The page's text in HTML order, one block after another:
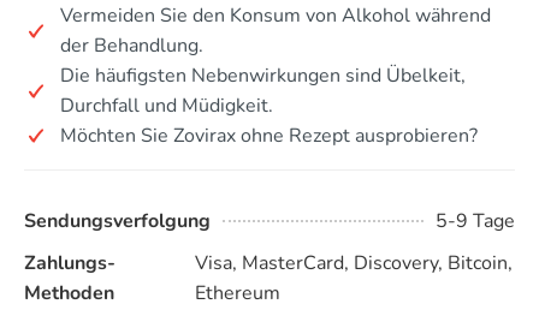
Vermeiden Sie den Konsum von Alkohol während
der Behandlung.
Die häufigsten Nebenwirkungen sind Übelkeit,
Durchfall und Müdigkeit.
Möchten Sie Zovirax ohne Rezept ausprobieren?
Sendungsverfolgung
5-9 Tage
Zahlungs-
Methoden
Visa, MasterCard, Discovery, Bitcoin,
Ethereum